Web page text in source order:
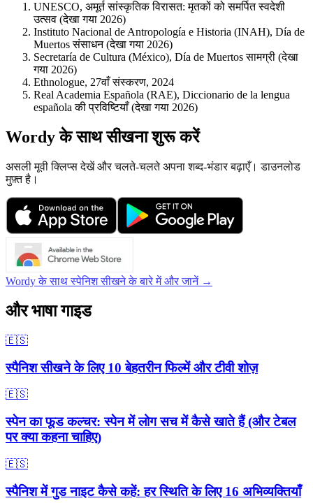
UNESCO, अमूर्त सांस्कृतिक विरासत: मृतकों को समर्पित स्वदेशी
उत्सव (देखा गया 2026)
Instituto Nacional de Antropología e Historia (INAH), Día de
Muertos संसाधन (देखा गया 2026)
Secretaría de Cultura (México), Día de Muertos सामग्री (देखा
गया 2026)
Ethnologue, 27वाँ संस्करण, 2024
Real Academia Española (RAE), Diccionario de la lengua
española की प्रविष्टियाँ (देखा गया 2026)
Wordy के साथ सीखना शुरू करें
असली मूवी क्लिप्स देखें और चलते-चलते अपना शब्द-भंडार बढ़ाएँ। डाउनलोड
मुफ़्त है।
Wordy के साथ स्पेनिश सीखने के बारे में और जानें →
और भाषा गाइड
🇪🇸
स्पैनिश सीखने के लिए 10 बेहतरीन फिल्में और टीवी शोज़
🇪🇸
स्पेन का फूड कल्चर: स्पेन में लोग सच में कैसे खाते हैं (और टेबल
पर क्या कहना चाहिए)
🇪🇸
स्पैनिश में गुड नाइट कैसे कहें: हर स्थिति के लिए 16 अभिव्यक्तियाँ